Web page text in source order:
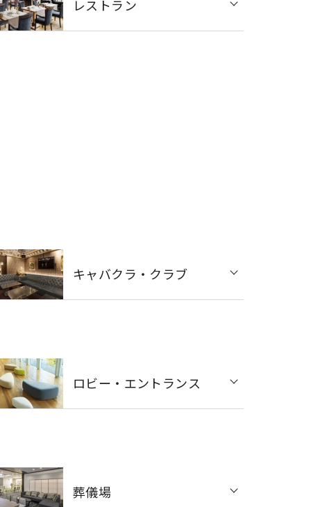
レストラン
キャバクラ・クラブ
ロビー・エントランス
葬儀場